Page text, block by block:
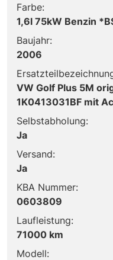
Farbe:
1,6l 75kW Benzin
Baujahr:
2006
VW Golf Plus 5M
1K0413031BF mit
Selbstabholung:
Ja
Versand:
Ja
KBA Nummer:
0603809
Laufleistung:
71000 km
Modell: